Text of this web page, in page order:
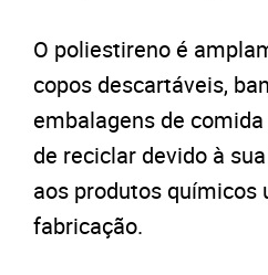
O poliestireno é
copos descartáveis,
embalagens de
de reciclar devido à
aos produtos químicos
fabricação.